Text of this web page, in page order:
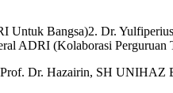
Bangsa)2. Dr.
ADRI (Kolaborasi Perguruan
Dr. Hazairin, SH UNIHAZ